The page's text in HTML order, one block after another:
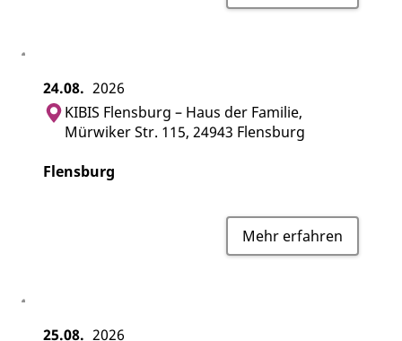
24.08. 2026
Flensburg
KIBIS Flensburg – Haus der Familie,
Mürwiker Str. 115, 24943 Flensburg
Mehr erfahren
25.08. 2026